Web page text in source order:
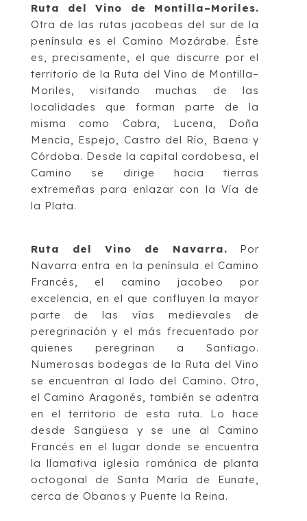
Ruta del Vino de Montilla–Moriles.
Otra de las rutas jacobeas del sur de la
península esel Camino Mozárabe. Éste
es, precisamente, el que discurre por el
territorio de la Ruta del Vino de Montilla–
Moriles, visitando muchas de las
localidades que forman parte de la
misma como Cabra, Lucena, Doña
Mencía, Espejo, Castro del Río, Baena y
Córdoba. Desde la capital cordobesa,el
Camino se dirige hacia tierras
extremeñas para enlazar con la Vía de
la Plata.
Ruta del Vino de Navarra.
Por
Navarra entra en la península elCamino
Francés , el camino jacobeo por
excelencia, en el que confluyen la mayor
parte de las vías medievales de
peregrinación y el más frecuentado por
quienes peregrinan a Santiago.
Numerosasbodegas de la Ruta del Vino
se encuentran al lado del Camino. Otro,
elCamino Aragonés
, también se adentra
en el territorio de esta ruta. Lo hace
desde Sangüesa y seune al Camino
Francés en el lugar donde se encuentra
la llamativa iglesia románica deplanta
octogonal de Santa María de Eunate,
cerca de Obanos y Puente la Reina.